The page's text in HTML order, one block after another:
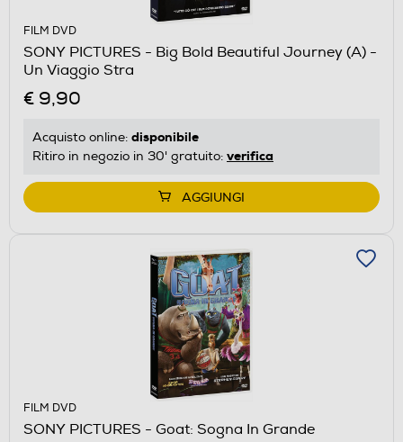
FILM DVD
SONY PICTURES - Big Bold Beautiful Journey (A) -
Un Viaggio Stra
€ 9,90
Acquisto online: disponibile
Ritiro in negozio in 30' gratuito: verifica
AGGIUNGI
FILM DVD
SONY PICTURES - Goat: Sogna In Grande